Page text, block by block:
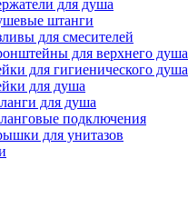
для душа
штанги
для смесителей
для верхнего душа
для гигиенического душа
для душа
для душа
подключения
для унитазов